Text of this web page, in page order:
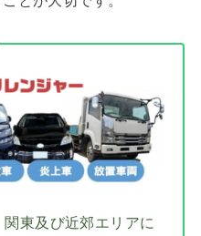
東及び近郊エリアに